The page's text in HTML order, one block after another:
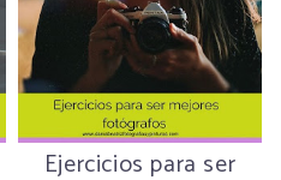
Ejercicios para ser